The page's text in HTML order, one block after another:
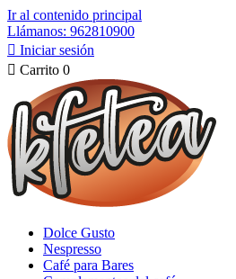
Ir al contenido principal
Llámanos: 962810900
 Iniciar sesión
 Carrito 0
Dolce Gusto
Nespresso
Café para Bares